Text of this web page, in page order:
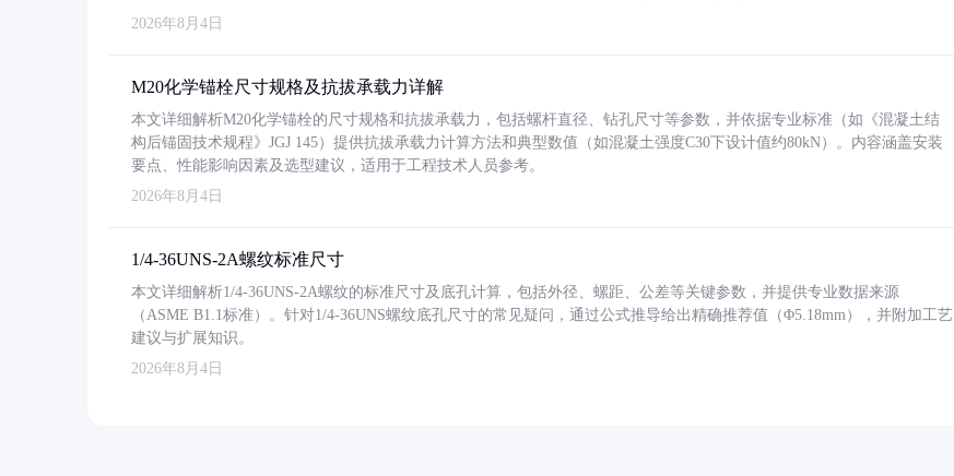
2026年8月4日
M20化学锚栓尺寸规格及抗拔承载力详解
本文详细解析M20化学锚栓的尺寸规格和抗拔承载力，包括螺杆直径、钻孔尺寸等参数，并依据专业标准（如《混凝土结
构后锚固技术规程》JGJ 145）提供抗拔承载力计算方法和典型数值（如混凝土强度C30下设计值约80kN）。内容涵盖安装
要点、性能影响因素及选型建议，适用于工程技术人员参考。
2026年8月4日
1/4-36UNS-2A螺纹标准尺寸
本文详细解析1/4-36UNS-2A螺纹的标准尺寸及底孔计算，包括外径、螺距、公差等关键参数，并提供专业数据来源
（ASME B1.1标准）。针对1/4-36UNS螺纹底孔尺寸的常见疑问，通过公式推导给出精确推荐值（Φ5.18mm），并附加工艺
建议与扩展知识。
2026年8月4日